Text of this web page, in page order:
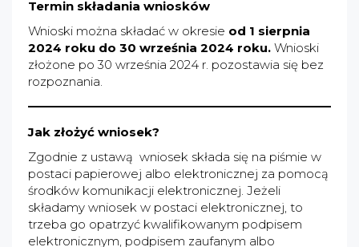
Termin składania wniosków
Wnioski można składać w okresie od 1 sierpnia
2024 roku do 30 września 2024 roku. Wnioski
złożone po 30 września 2024 r. pozostawia się bez
rozpoznania.
Jak złożyć wniosek?
Zgodnie z ustawą wniosek składa się na piśmie w
postaci papierowej albo elektronicznej za pomocą
środków komunikacji elektronicznej. Jeżeli
składamy wniosek w postaci elektronicznej, to
trzeba go opatrzyć kwalifikowanym podpisem
elektronicznym, podpisem zaufanym albo